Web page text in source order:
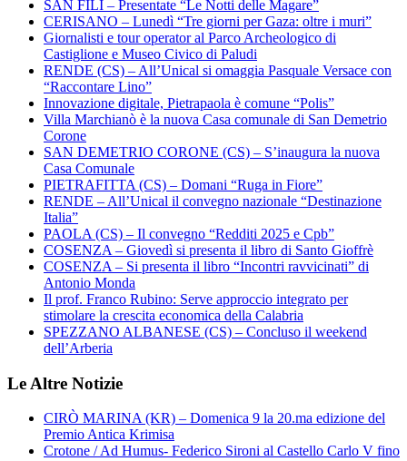
SAN FILI – Presentate “Le Notti delle Magare”
CERISANO – Lunedì “Tre giorni per Gaza: oltre i muri”
Giornalisti e tour operator al Parco Archeologico di
Castiglione e Museo Civico di Paludi
RENDE (CS) – All’Unical si omaggia Pasquale Versace con
“Raccontare Lino”
Innovazione digitale, Pietrapaola è comune “Polis”
Villa Marchianò è la nuova Casa comunale di San Demetrio
Corone
SAN DEMETRIO CORONE (CS) – S’inaugura la nuova
Casa Comunale
PIETRAFITTA (CS) – Domani “Ruga in Fiore”
RENDE – All’Unical il convegno nazionale “Destinazione
Italia”
PAOLA (CS) – Il convegno “Redditi 2025 e Cpb”
COSENZA – Giovedì si presenta il libro di Santo Gioffrè
COSENZA – Si presenta il libro “Incontri ravvicinati” di
Antonio Monda
Il prof. Franco Rubino: Serve approccio integrato per
stimolare la crescita economica della Calabria
SPEZZANO ALBANESE (CS) – Concluso il weekend
dell’Arberia
Le Altre Notizie
CIRÒ MARINA (KR) – Domenica 9 la 20.ma edizione del
Premio Antica Krimisa
Crotone / Ad Humus- Federico Sironi al Castello Carlo V fino